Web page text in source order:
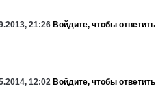
21:26 Войдите, чтобы ответить
12:02 Войдите, чтобы ответить